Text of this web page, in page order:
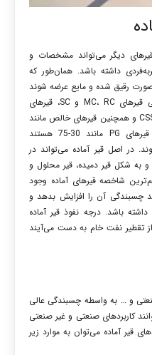
دیگر می‌تواند مشخصات و
داشته باشد. همان‌طور که
صورت رقیق شده و مایع عرضه شوند
قیرهای
MC، RC و SC، قیرهای
امولسیونی مانند قیرهای CMS، CRS و CSS و همچنین قیرهای خالص مانند
قیرهای با درجه نفوذ مثل 70-60 و قیرهای PG مانند 30-75 هستند
در اصل قیر آماده می‌تواند در
به شکل قیر دمیده، قیر محلول و
شاخصه قیرهای آماده وجود
چسبندگی آن را افزایش بدهد و
داشته باشد. درجه نفوذ قیر آماده
از تقطیر نفت خام به دست می‌آیند
و … به واسطه چسبندگی عالی
کاربردهای صنعتی و غیر صنعتی
قیر آماده می‌توان به موارد زیر